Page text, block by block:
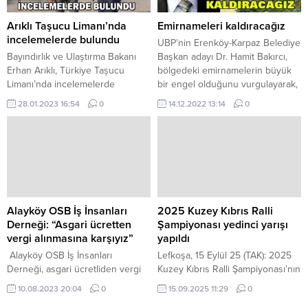
Seçimlerinde sandık seçmen
listelerinde kayıtlı olan bir
seçmenin, Kıbrıs Türk Federe
Devleti veya Kuzey Kıbrıs Türk
Cumhuriyeti...
saat 09.30’da gerçekleştirilecek.
WWW.KKTCNEWS.NET
Arıklı Taşucu Limanı’nda
incelemelerde bulundu
Bayındırlık ve Ulaştırma Bakanı
Erhan Arıklı, Türkiye Taşucu
Limanı’nda incelemelerde
bulundu. Bakanlıktan verilen
bilgiye göre, Arıklı, Taşucu
Arıklı, Girne Turizm Limanı’nda da
benzer sıkıntıların bulunduğunu
belirterek, “Taşucu yeni limanı
2024’te hizmete giriyor. Şu
andaki liman da oraya taşınıyor.
Yaşanan sıkıntılar büyük ölçüde
ortadan...
28.01.2023 16:54 0
Emirnameleri kaldıracağız
UBP’nin Erenköy-Karpaz Belediye
Başkan adayı Dr. Hamit Bakırcı,
bölgedeki emirnamelerin büyük
bir engel olduğunu vurgulayarak,
“Biz bir imar planı oluşturarak,
emirnameleri kaldıracağız”
hakkında açıklamalarda bulundu.
Turizm bakımından oldukça
gözde olan Karpaz bölgesinin...
14.12.2022 13:14 0
Alayköy OSB İş İnsanları
Derneği: “Asgari ücretten
vergi alınmasına karşıyız”
Alayköy OSB İş İnsanları
Derneği, asgari ücretliden vergi
alınmasına karşı olduğunu bildirdi.
Dernekten yapılan yazılı
10.08.2023 20:04 0
2025 Kuzey Kıbrıs Ralli
Şampiyonası yedinci yarışı
yapıldı
Lefkoşa, 15 Eylül 25 (TAK): 2025
Kuzey Kıbrıs Ralli Şampiyonası’nın
yedinci yarışı olan Gülgün Süt
Kuzey Kıbrıs Rallisi tamamlandı.
15.09.2025 11:29 0